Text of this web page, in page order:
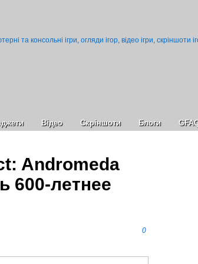
Відео Cкріншоти Блоги
Andromeda
600-летнее
0